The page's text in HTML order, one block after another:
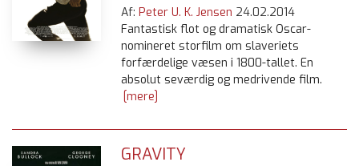
Af: Peter U. K. Jensen 24.02.2014
Fantastisk flot og dramatisk Oscar-
nomineret storfilm om slaveriets
forfærdelige væsen i 1800-tallet. En
absolut seværdig og medrivende film.
[mere]
GRAVITY